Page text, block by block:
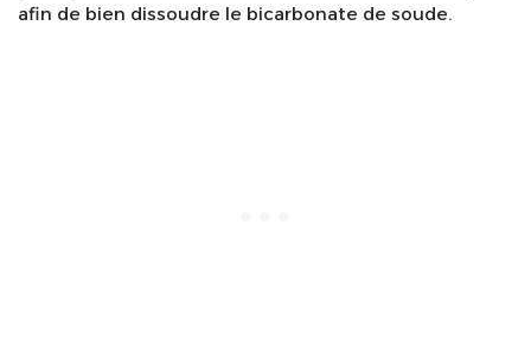
afin de bien dissoudre le bicarbonate de soude.